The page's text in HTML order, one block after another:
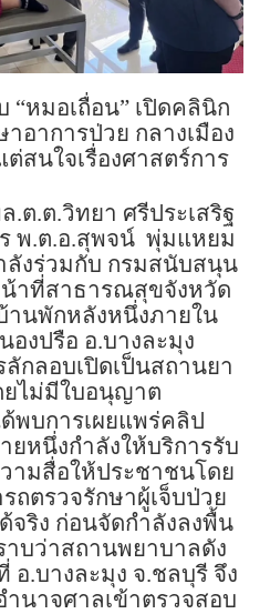
“หมอเถื่อน” เปิดคลินิก
อาการป่วย กลางเมือง
สนใจเรื่องศาสตร์การ
.ต.ต.วิทยา ศรีประเสริฐ
พ.ต.อ.สุพจน์ พุ่มแหยม
ลังร่วมกับ กรมสนับสนุน
าที่สาธารณสุขจังหวัด
านพักหลังหนึ่งภายใน
งปรือ อ.บางละมุง
กลอบเปิดเป็นสถานยา
ยไม่มีใบอนุญาต
พบการเผยแพร่คลิป
ยหนึ่งกำลังให้บริการรับ
ามสื่อให้ประชาชนโดย
ถตรวจรักษาผู้เจ็บป่วย
จริง ก่อนจัดกำลังลงพื้น
บว่าสถานพยาบาลดัง
อ.บางละมุง จ.ชลบุรี จึง
นาจศาลเข้าตรวจสอบ